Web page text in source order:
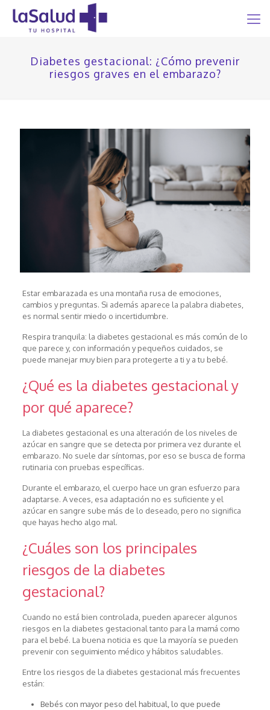
Diabetes gestacional: ¿Cómo prevenir
riesgos graves en el embarazo?
Estar embarazada es una montaña rusa de emociones,
cambios y preguntas. Si además aparece la palabra diabetes,
es normal sentir miedo o incertidumbre.
Respira tranquila: la diabetes gestacional es más común de lo
que parece y, con información y pequeños cuidados, se
puede manejar muy bien para protegerte a ti y a tu bebé.
¿Qué es la diabetes gestacional y
por qué aparece?
La diabetes gestacional es una alteración de los niveles de
azúcar en sangre que se detecta por primera vez durante el
embarazo. No suele dar síntomas, por eso se busca de forma
rutinaria con pruebas específicas.
Durante el embarazo, el cuerpo hace un gran esfuerzo para
adaptarse. A veces, esa adaptación no es suficiente y el
azúcar en sangre sube más de lo deseado, pero no significa
que hayas hecho algo mal.
¿Cuáles son los principales
riesgos de la diabetes
gestacional?
Cuando no está bien controlada, pueden aparecer algunos
riesgos en la diabetes gestacional tanto para la mamá como
para el bebé. La buena noticia es que la mayoría se pueden
prevenir con seguimiento médico y hábitos saludables.
Entre los riesgos de la diabetes gestacional más frecuentes
están:
Bebés con mayor peso del habitual, lo que puede